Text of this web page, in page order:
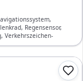
Regensensor,
Verkehrszeichen-
Airbags